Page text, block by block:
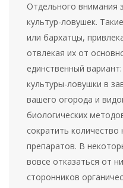
Отдельного внимания
культур-ловушек.
или бархатцы,
отвлекая их от
единственный
культуры-ловушки в
вашего огорода и
биологических
сократить
препаратов. В
вовсе отказаться от
сторонников